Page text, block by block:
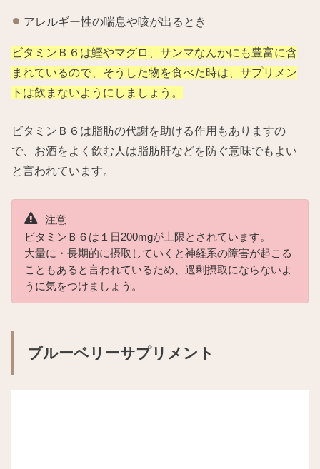
アレルギー性の喘息や咳が出るとき
ビタミンＢ６は鰹やマグロ、サンマなんかにも豊富に含
まれているので、そうした物を食べた時は、サプリメン
トは飲まないようにしましょう。
ビタミンＢ６は脂肪の代謝を助ける作用もありますの
で、お酒をよく飲む人は脂肪肝などを防ぐ意味でもよい
と言われています。
注意
ビタミンＢ６は１日200mgが上限とされています。
大量に・長期的に摂取していくと神経系の障害が起こる
こともあると言われているため、過剰摂取にならないよ
うに気をつけましょう。
ブルーベリーサプリメント